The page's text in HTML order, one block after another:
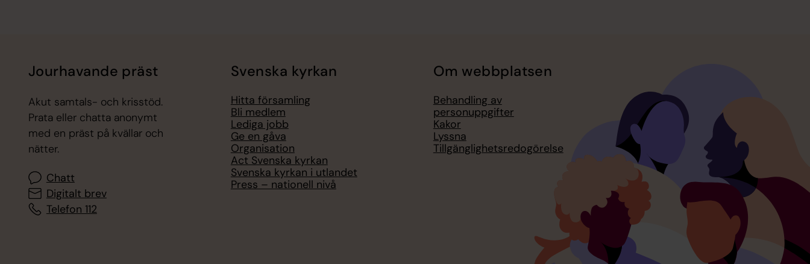
Jourhavande präst
Akut samtals- och krisstöd.
Prata eller chatta anonymt
med en präst på kvällar och
nätter.
Chatt
Digitalt brev
Telefon 112
Svenska kyrkan
Hitta församling
Bli medlem
Lediga jobb
Ge en gåva
Organisation
Act Svenska kyrkan
Svenska kyrkan i utlandet
Press – nationell nivå
Om webbplatsen
Behandling av
personuppgifter
Kakor
Lyssna
Tillgänglighetsredogörelse